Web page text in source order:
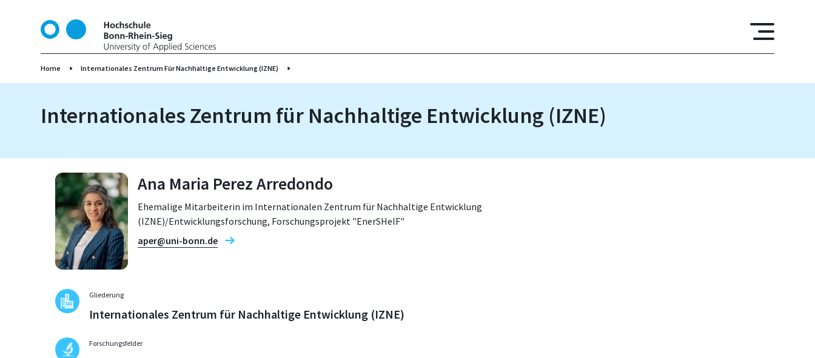
t
Home Internationales Zentrum Für Nachhaltige Entwicklung (IZNE)
Internationales Zentrum für Nachhaltige Entwicklung (IZNE)
Ana Maria Perez Arredondo
Ehemalige Mitarbeiterin im Internationalen Zentrum für Nachhaltige Entwicklung
(IZNE)/Entwicklungsforschung, Forschungsprojekt "EnerSHelF"
aper@uni-bonn.de
Gliederung
Internationales Zentrum für Nachhaltige Entwicklung (IZNE)
Forschungsfelder